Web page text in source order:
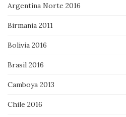
Argentina Norte 2016
Birmania 2011
Bolivia 2016
Brasil 2016
Camboya 2013
Chile 2016